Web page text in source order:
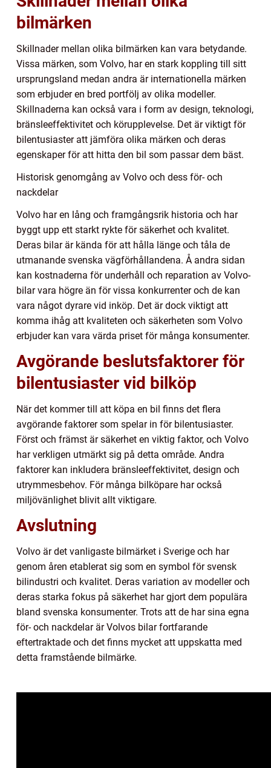
bilmärken
Skillnader mellan olika bilmärken kan vara betydande.
Vissa märken, som Volvo, har en stark koppling till sitt
ursprungsland medan andra är internationella märken
som erbjuder en bred portfölj av olika modeller.
Skillnaderna kan också vara i form av design, teknologi,
bränsleeffektivitet och körupplevelse. Det är viktigt för
bilentusiaster att jämföra olika märken och deras
egenskaper för att hitta den bil som passar dem bäst.
Historisk genomgång av Volvo och dess för- och
nackdelar
Volvo har en lång och framgångsrik historia och har
byggt upp ett starkt rykte för säkerhet och kvalitet.
Deras bilar är kända för att hålla länge och tåla de
utmanande svenska vägförhållandena. Å andra sidan
kan kostnaderna för underhåll och reparation av Volvo-
bilar vara högre än för vissa konkurrenter och de kan
vara något dyrare vid inköp. Det är dock viktigt att
komma ihåg att kvaliteten och säkerheten som Volvo
erbjuder kan vara värda priset för många konsumenter.
Avgörande beslutsfaktorer för
bilentusiaster vid bilköp
När det kommer till att köpa en bil finns det flera
avgörande faktorer som spelar in för bilentusiaster.
Först och främst är säkerhet en viktig faktor, och Volvo
har verkligen utmärkt sig på detta område. Andra
faktorer kan inkludera bränsleeffektivitet, design och
utrymmesbehov. För många bilköpare har också
miljövänlighet blivit allt viktigare.
Avslutning
Volvo är det vanligaste bilmärket i Sverige och har
genom åren etablerat sig som en symbol för svensk
bilindustri och kvalitet. Deras variation av modeller och
deras starka fokus på säkerhet har gjort dem populära
bland svenska konsumenter. Trots att de har sina egna
för- och nackdelar är Volvos bilar fortfarande
eftertraktade och det finns mycket att uppskatta med
detta framstående bilmärke.